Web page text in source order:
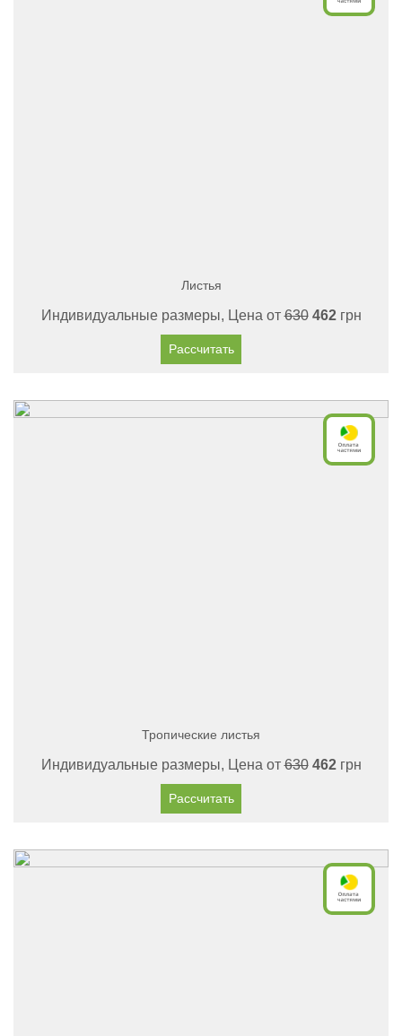
Листья
Индивидуальные размеры, Цена от630 462грн
Рассчитать
Тропические листья
Индивидуальные размеры, Цена от630 462грн
Рассчитать